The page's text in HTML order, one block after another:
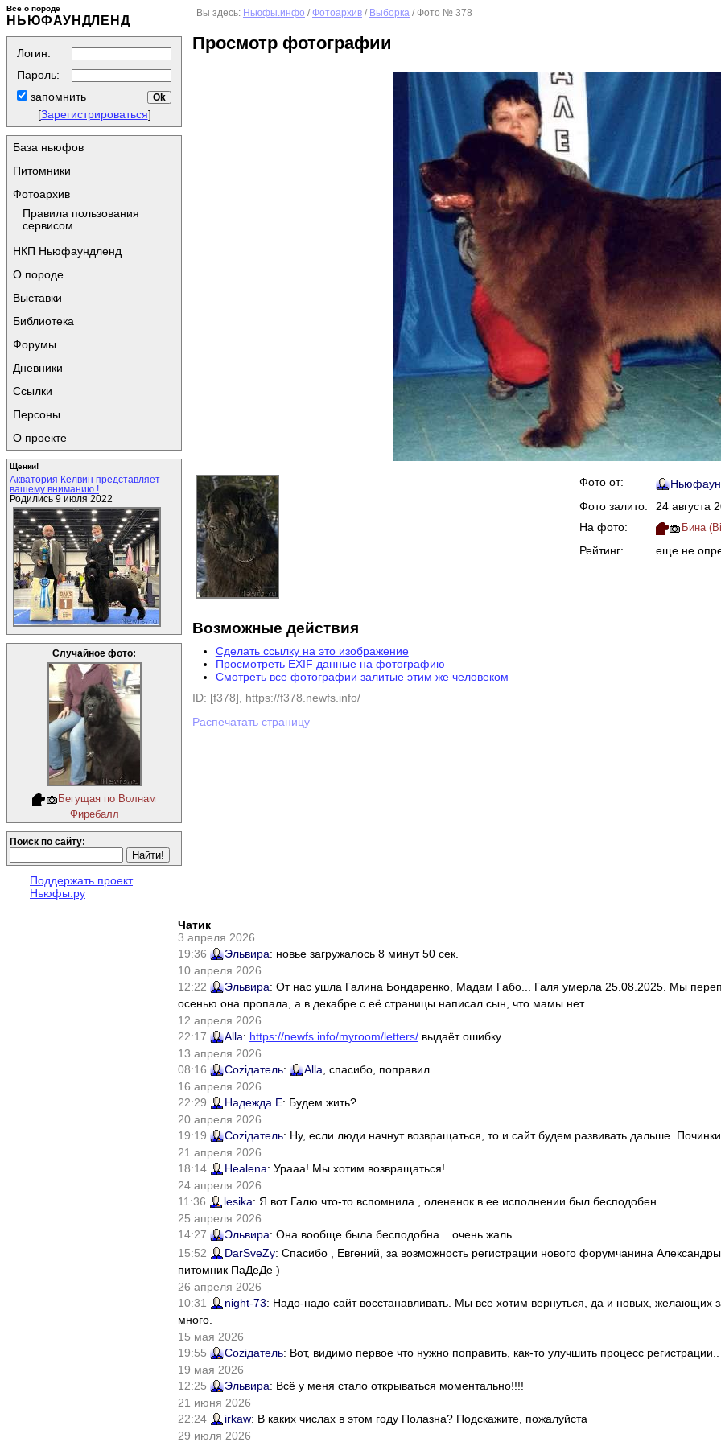
Всё о породе
НЬЮФАУНДЛЕНД
Логин:
Пароль:
запомнить
[Зарегистрироваться]
База ньюфов
Питомники
Фотоархив
Правила пользования
сервисом
НКП Ньюфаундленд
О породе
Выставки
Библиотека
Форумы
Дневники
Ссылки
Персоны
О проекте
Щенки!
Акватория Келвин представляет
вашему вниманию !
Родились 9 июля 2022
Случайное фото:
Бегущая по Волнам
Фиребалл
Поиск по сайту:
Поддержать проект
Ньюфы.ру
Вы здесь: Ньюфы.инфо /Фотоархив / Выборка / Фото № 378
Просмотр фотографии
Фото от:
Фото залито:
24 августа
На фото:
Бина
Рейтинг: еще не
Возможные действия
Сделать ссылку на это изображение
Просмотреть EXIF данные на фотографию
Смотреть все фотографии залитые этим же человеком
ID: [f378], https://f378.newfs.info/
Распечатать страницу
Чатик
3 апреля 2026
19:36
Эльвира: новье загружалось 8 минут 50 сек.
10 апреля 2026
12:22
Эльвира: От нас ушла Галина Бондаренко, Мадам Габо... Галя умерла 25.08.2025. Мы
осенью она пропала, а в декабре с её страницы написал сын, что мамы нет.
12 апреля 2026
22:17
Alla: https://newfs.info/myroom/letters/ выдаёт ошибку
13 апреля 2026
08:16
Соziдатель: Alla , спасибо, поправил
16 апреля 2026
22:29
Надежда Е: Будем жить?
20 апреля 2026
19:19
Соziдатель: Ну, если люди начнут возвращаться, то и сайт будем развивать дальше.
21 апреля 2026
18:14
Healena: Урааа! Мы хотим возвращаться!
24 апреля 2026
11:36
lesika: Я вот Галю что-то вспомнила , олененок в ее исполнении был бесподобен
25 апреля 2026
14:27
Эльвира: Она вообще была бесподобна... очень жаль
15:52
DarSveZy: Спасибо , Евгений, за возможность регистрации нового форумчанина
питомник ПаДеДе )
26 апреля 2026
10:31
night-73: Надо-надо сайт восстанавливать. Мы все хотим вернуться, да и новых, желающих
много.
15 мая 2026
19:55
Соziдатель: Вот, видимо первое что нужно поправить, как-то улучшить процесс регистрации..
19 мая 2026
12:25
Эльвира: Всё у меня стало открываться моментально!!!!
21 июня 2026
22:24
irkaw: В каких числах в этом году Полазна? Подскажите, пожалуйста
29 июля 2026